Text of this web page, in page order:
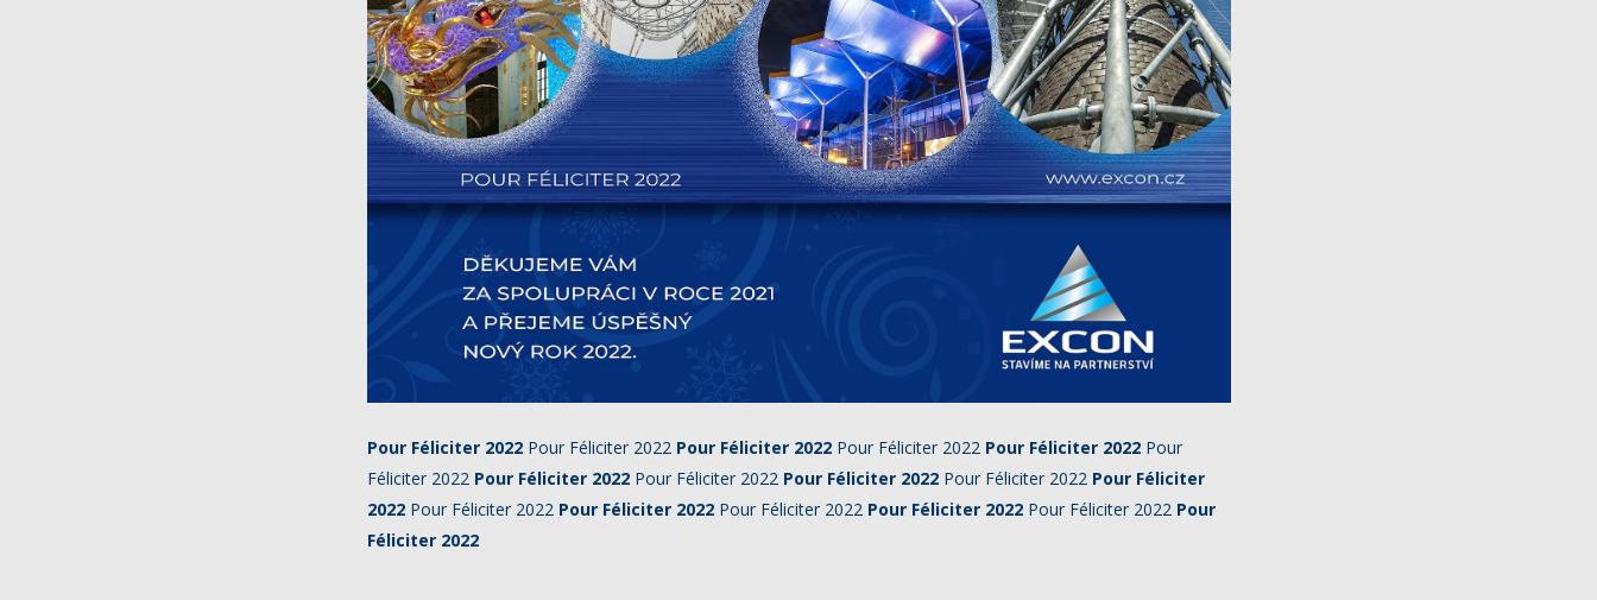
Pour Féliciter 2022Pour Féliciter 2022 Pour Féliciter 2022Pour Féliciter 2022 Pour Féliciter 2022Pour
Féliciter 2022 Pour Féliciter 2022Pour Féliciter 2022 Pour Féliciter 2022Pour Féliciter 2022 Pour Féliciter
2022Pour Féliciter 2022 Pour Féliciter 2022Pour Féliciter 2022 Pour Féliciter 2022Pour Féliciter 2022 Pour
Féliciter 2022